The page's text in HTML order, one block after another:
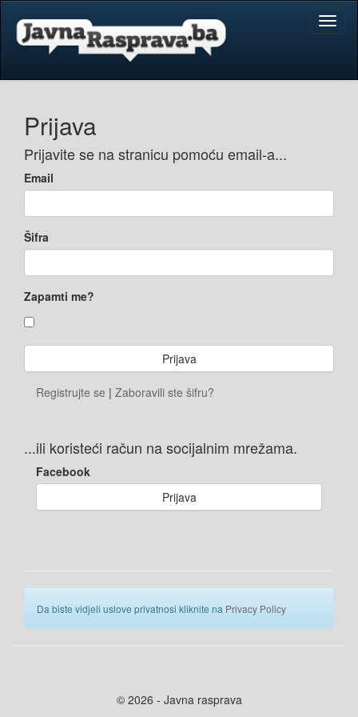
Prijava
Prijavite se na stranicu pomoću email-a...
Email
Šifra
Zapamti me?
Registrujte se | Zaboravili ste šifru?
...ili koristeći račun na socijalnim mrežama.
Facebook
Prijava
Da biste vidjeli uslove privatnosi kliknite na Privacy Policy
© 2026 - Javna rasprava